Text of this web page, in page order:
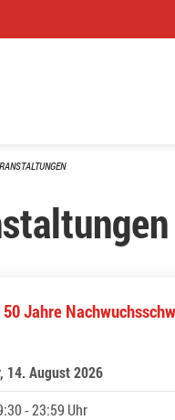
Jahre
14. August 2026
- 23:59 Uhr